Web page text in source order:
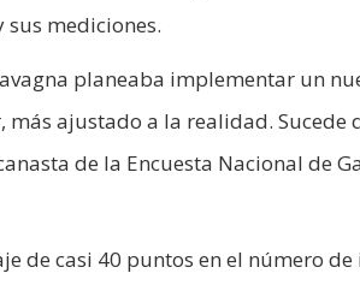
mediciones.
planeaba implementar un
más ajustado a la realidad. Sucede
de la Encuesta Nacional de
de casi 40 puntos en el número